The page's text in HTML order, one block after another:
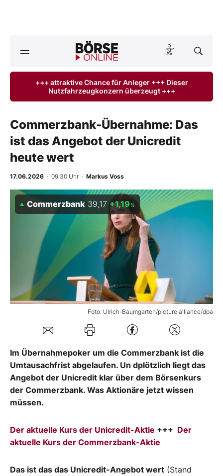
ktuelle Ausgabe BÖRSE ONLINE lesen
Finanz-Check
BO-Musterdepots
Experten
Mein B:O
Mein Konto
+++ attraktive Chance für Anleger +++ Dieser
Nutzfahrzeugkonzern überzeugt +++
Commerzbank-Übernahme: Das
ist das Angebot der Unicredit
heute wert
17.06.2026 · 09:30 Uhr · Markus Voss
Foto: Ulrich-Baumgarten/picture alliance/dpa
Commerzbank 39,17 +1,19 %
Im Übernahmepoker um die Commerzbank ist die
Umtausachfrist abgelaufen. Un dplötzlich liegt das
Angebot der Unicredit klar über dem Börsenkurs
der Commerzbank. Was Aktionäre jetzt wissen
müssen.
Der aktuelle Kurs der Unicredit-Aktie +++ Der
aktuelle Kurs der Commerzbank-Aktie
Das ist das das Unicredit-Angebot wert (Stand